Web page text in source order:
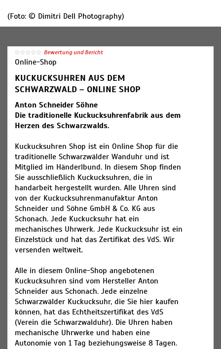
(Foto: © Dimitri Dell Photography)
Bewertung und Bericht
Online-Shop
KUCKUCKSUHREN AUS DEM
SCHWARZWALD – ONLINE SHOP
Anton Schneider Söhne
Die traditionelle Kuckucksuhrenfabrik aus dem
Herzen des Schwarzwalds.
Kuckucksuhren Shop ist ein Online Shop für die
traditionelle Schwarzwälder Wanduhr und ist
Mitglied im Händerlbund. In diesem Shop finden
Sie ausschließlich Kuckucksuhren, die in
handarbeit hergestellt wurden. Alle Uhren sind
von der Kuckucksuhrenmanufaktur Anton
Schneider und Söhne GmbH & Co. KG aus
Schonach. Jede Kuckucksuhr hat ein
mechanisches Uhrwerk. Jede Kuckucksuhr ist ein
Einzelstück und hat das Zertifikat des VdS. Wir
versenden weltweit.
Alle in diesem Online-Shop angebotenen
Kuckucksuhren sind vom Hersteller Anton
Schneider aus Schonach. Jede einzelne
Schwarzwälder Kuckucksuhr, die Sie hier kaufen
können, hat das Echtheitszertifikat des VdS
(Verein die Schwarzwalduhr). Die Uhren haben
mechanische Uhrwerke und haben eine
Autonomie von 1 Tag beziehungsweise 8 Tagen.